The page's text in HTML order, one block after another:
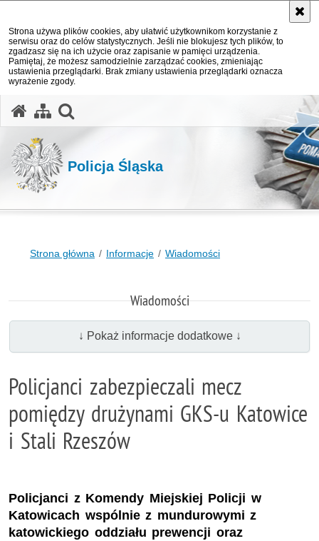
Strona używa plików cookies, aby ułatwić użytkownikom korzystanie z
serwisu oraz do celów statystycznych. Jeśli nie blokujesz tych plików, to
zgadzasz się na ich użycie oraz zapisanie w pamięci urządzenia.
Pamiętaj, że możesz samodzielnie zarządzać cookies, zmieniając
ustawienia przeglądarki. Brak zmiany ustawienia przeglądarki oznacza
wyrażenie zgody.
Policja Śląska
Strona główna Informacje Wiadomości
Wiadomości
↓ Pokaż informacje dodatkowe ↓
Policjanci zabezpieczali mecz
pomiędzy drużynami GKS-u Katowice
i Stali Rzeszów
Policjanci z Komendy Miejskiej Policji w
Katowicach wspólnie z mundurowymi z
katowickiego oddziału prewencji oraz